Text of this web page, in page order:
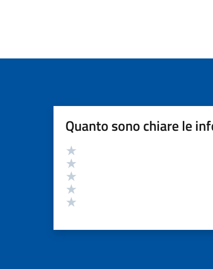
Quanto sono chiare le
Valutazione